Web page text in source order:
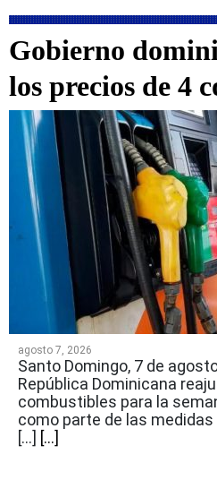
Gobierno
los precios de 4
agosto 7, 2026
Santo Domingo, 7 de
República Dominicana
combustibles para la
como parte de las
[…] [...]